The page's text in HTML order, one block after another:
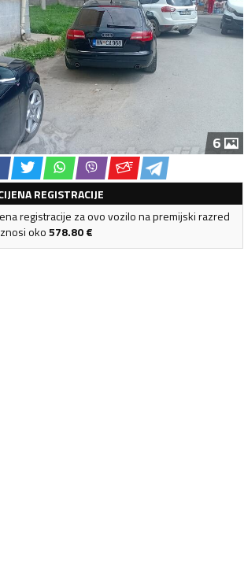
6
REGISTRACIJE
registracije za ovo vozilo na premijski razred
oko578.80€